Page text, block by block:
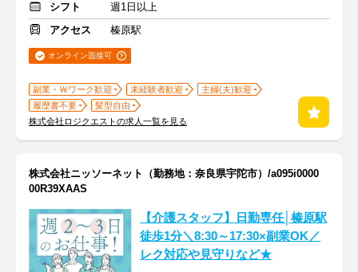
シフト
週1日以上
アクセス
榛原駅
オンライン面接可
副業・Ｗワーク歓迎 未経験者歓迎
主婦(夫)歓迎
履歴書不要
髪型自由
株式会社ロジクエストの求人一覧を見る
株式会社ニッソーネット（勤務地：奈良県宇陀市）/a095i0000
00R39XAAS
【介護スタッフ】日勤専任│榛原駅
徒歩1分＼8:30～17:30×副業OK／
レク対応や見守りなど★